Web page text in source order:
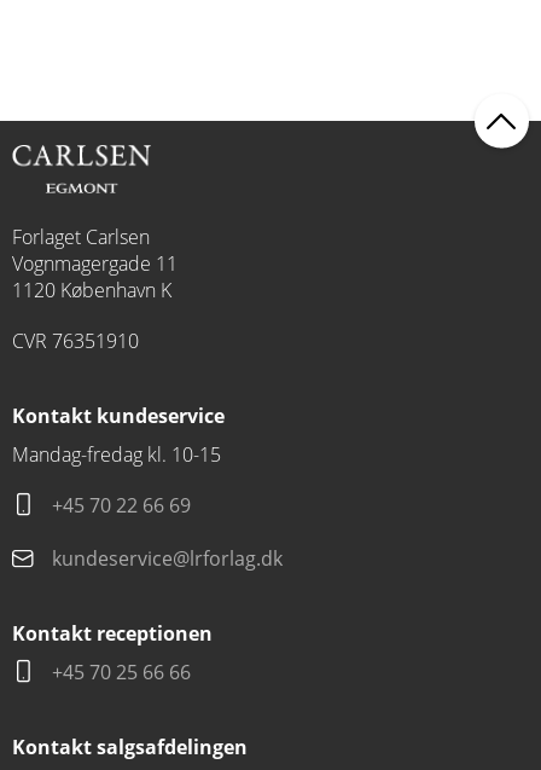
Forlaget Carlsen
Vognmagergade 11
1120 København K
CVR 76351910
Kontakt kundeservice
Mandag-fredag kl. 10-15
+45 70 22 66 69
kundeservice@lrforlag.dk
Kontakt receptionen
+45 70 25 66 66
Kontakt salgsafdelingen